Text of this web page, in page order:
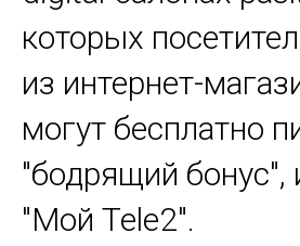
которых
из интернет-
могут бесплатно
"бодрящий
"Мой Tele2".